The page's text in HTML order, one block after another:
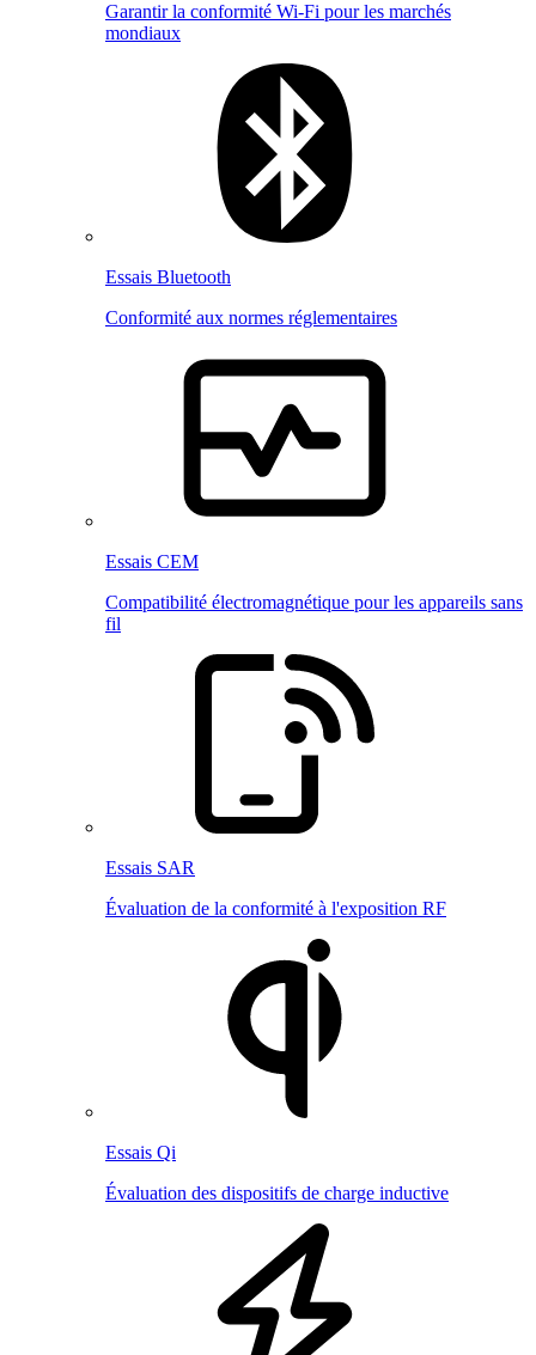
Garantir la conformité Wi-Fi pour les marchés
mondiaux
Essais Bluetooth
Conformité aux normes réglementaires
Essais CEM
Compatibilité électromagnétique pour les appareils sans
fil
Essais SAR
Évaluation de la conformité à l'exposition RF
Essais Qi
Évaluation des dispositifs de charge inductive